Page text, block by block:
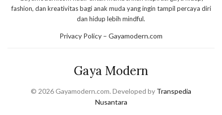
fashion, dan kreativitas bagi anak muda yang ingin tampil percaya diri
dan hidup lebih mindful.
Privacy Policy – Gayamodern.com
Gaya Modern
© 2026 Gayamodern.com. Developed by Transpedia
Nusantara